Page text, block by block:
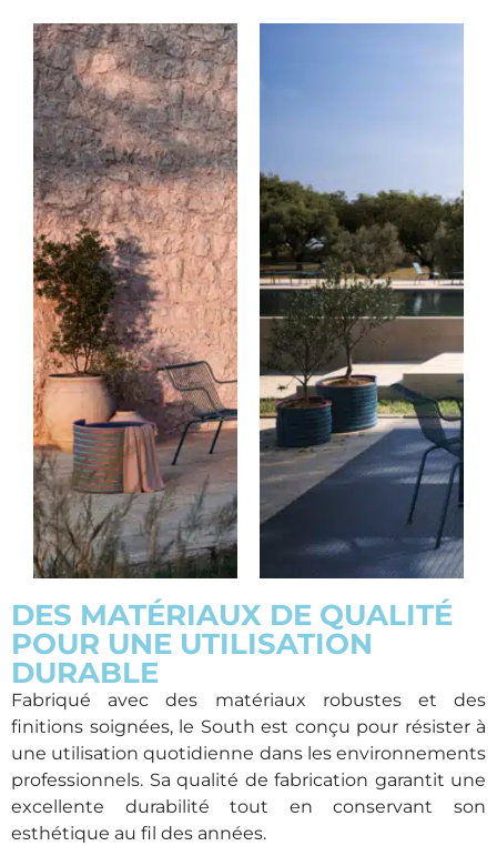
DES MATÉRIAUX DE QUALITÉ
POUR UNE UTILISATION
DURABLE
Fabriqué avec des matériaux robustes et des
finitions soignées, le South est conçu pour résister à
une utilisation quotidienne dans les environnements
professionnels. Sa qualité de fabrication garantit une
excellente durabilité tout en conservant son
esthétique au fil des années.